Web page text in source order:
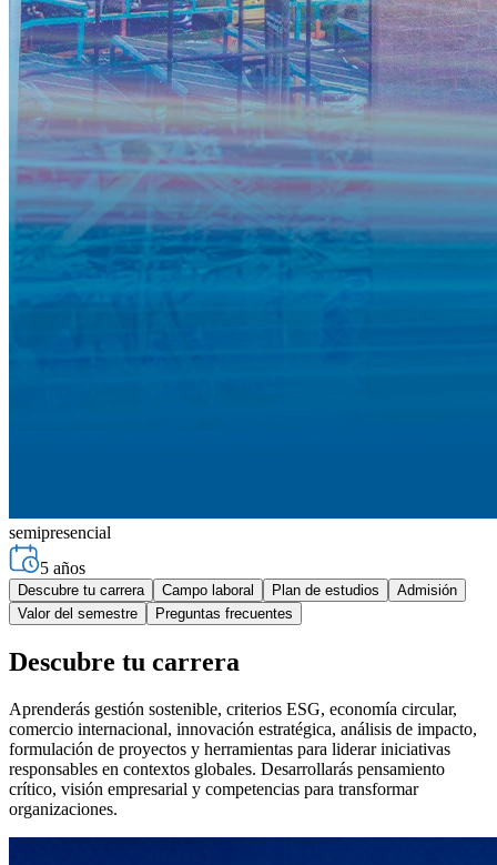
semipresencial
5 años
Descubre tu carrera Campo laboral Plan de estudios
Admisión
Valor del semestre
Preguntas frecuentes
Descubre tu carrera
Aprenderás gestión sostenible, criterios ESG, economía circular,
comercio internacional, innovación estratégica, análisis de impacto,
formulación de proyectos y herramientas para liderar iniciativas
responsables en contextos globales. Desarrollarás pensamiento
crítico, visión empresarial y competencias para transformar
organizaciones.